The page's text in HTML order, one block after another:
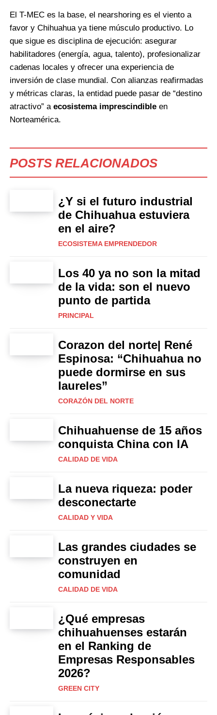
El T-MEC es la base, el nearshoring es el viento a
favor y Chihuahua ya tiene músculo productivo. Lo
que sigue es disciplina de ejecución: asegurar
habilitadores (energía, agua, talento), profesionalizar
cadenas locales y ofrecer una experiencia de
inversión de clase mundial. Con alianzas reafirmadas
y métricas claras, la entidad puede pasar de “destino
atractivo” a ecosistema imprescindible en
Norteamérica.
POSTS RELACIONADOS
¿Y si el futuro industrial
de Chihuahua estuviera
en el aire?
ECOSISTEMA EMPRENDEDOR
Los 40 ya no son la mitad
de la vida: son el nuevo
punto de partida
PRINCIPAL
Corazon del norte| René
Espinosa: “Chihuahua no
puede dormirse en sus
laureles”
CORAZÓN DEL NORTE
Chihuahuense de 15 años
conquista China con IA
CALIDAD DE VIDA
La nueva riqueza: poder
desconectarte
CALIDAD Y VIDA
Las grandes ciudades se
construyen en
comunidad
CALIDAD DE VIDA
¿Qué empresas
chihuahuenses estarán
en el Ranking de
Empresas Responsables
2026?
GREEN CITY